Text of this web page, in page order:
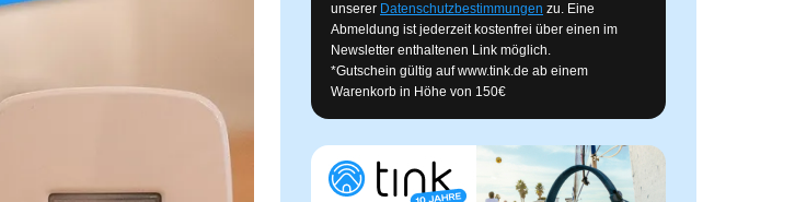
unserer Datenschutzbestimmungen zu. Eine
Abmeldung ist jederzeit kostenfrei über einen im
Newsletter enthaltenen Link möglich.
*Gutschein gültig aufwww.tink.de ab einem
Warenkorb in Höhe von 150€